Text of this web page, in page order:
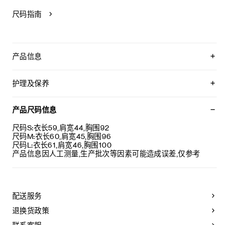
尺码指南
产品信息
CELINE PARIS TRIOMPHE刺绣
衣领饰有罗纹饰边
编号：RX0LJ1242.GKT8
护理及保养
仅使用不含漂白剂的洗衣产品。
悬挂晾干，无需脱水。
最高熨烫温度：110°C / 230°F
不可使用蒸汽。
不可干洗。
产品尺码信息
尺码S:衣长59,肩宽44,胸围92
尺码M:衣长60,肩宽45,胸围96
尺码L:衣长61,肩宽46,胸围100
产品信息因人工测量,生产批次等因素可能造成误差,仅参考
配送服务
退换货政策